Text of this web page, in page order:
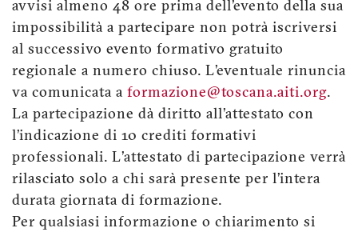
avvisi almeno 48 ore prima dell’evento della sua
impossibilità a partecipare non potrà iscriversi
al successivo evento formativo gratuito
regionale a numero chiuso. L’eventuale rinuncia
va comunicata a formazione@toscana.aiti.org.
La partecipazione dà diritto all’attestato con
l’indicazione di 10 crediti formativi
professionali. L’attestato di partecipazione verrà
rilasciato solo a chi sarà presente per l’intera
durata giornata di formazione.
Per qualsiasi informazione o chiarimento si